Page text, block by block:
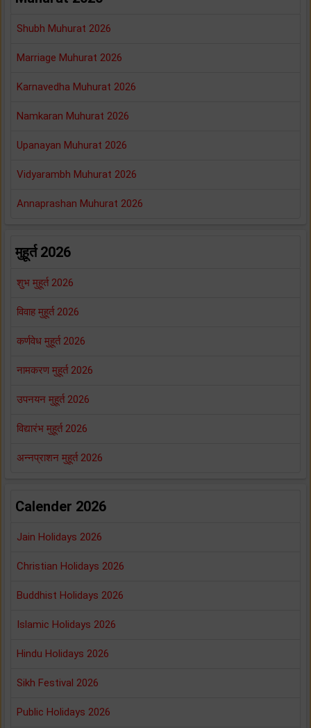
Shubh Muhurat 2026
Marriage Muhurat 2026
Karnavedha Muhurat 2026
Namkaran Muhurat 2026
Upanayan Muhurat 2026
Vidyarambh Muhurat 2026
Annaprashan Muhurat 2026
मुहूर्त 2026
शुभ मुहूर्त 2026
विवाह मुहूर्त 2026
कर्णवेध मुहूर्त 2026
नामकरण मुहूर्त 2026
उपनयन मुहूर्त 2026
विद्यारंभ मुहूर्त 2026
अन्नप्राशन मुहूर्त 2026
Calender 2026
Jain Holidays 2026
Christian Holidays 2026
Buddhist Holidays 2026
Islamic Holidays 2026
Hindu Holidays 2026
Sikh Festival 2026
Public Holidays 2026